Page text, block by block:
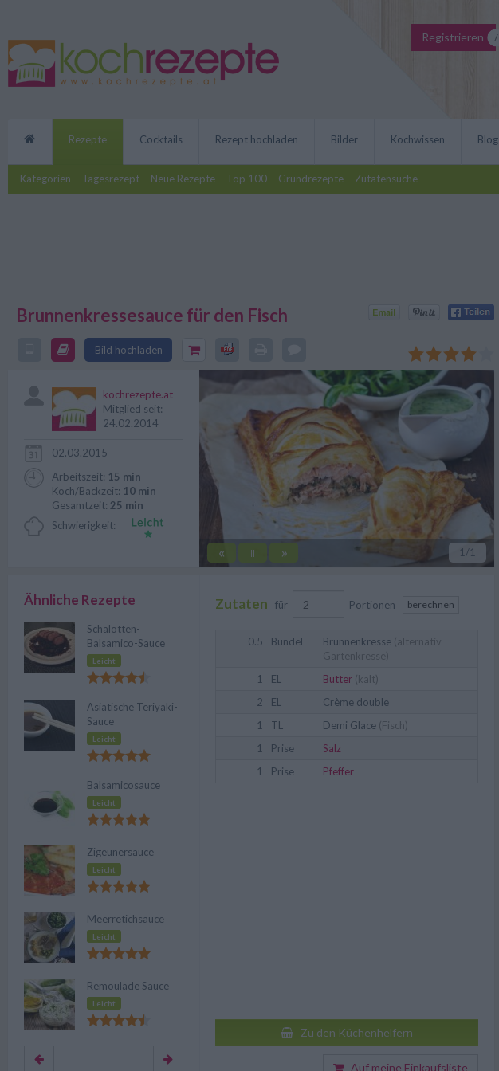
Registrieren
Rezepte
Kategorien Tagesrezept Neue Rezepte Top 100 Grundrezepte Zutatensuche
Cocktails Rezept hochladen Bilder Kochwissen Blog
Brunnenkressesauce für den Fisch
Bild hochladen
Rezept gelingt eine wunderbare Brunnenkressesauce für den
Fisch.
« || » 1 /1
kochrezepte.at
Mitglied seit:
24.02.2014
02.03.2015
Arbeitszeit: 15 min
Koch/Backzeit: 10 min
Gesamtzeit: 25 min
Schwierigkeit:
Zutaten für Portionen berechnen
0.5 Bündel Brunnenkresse (alternativ
Gartenkresse)
1
EL Butter (kalt)
2
EL
Crème double
1
TL Demi Glace (Fisch)
1
Prise
Salz
1
Prise Pfeffer
Zu den Küchenhelfern
Auf meine Einkaufsliste
Ähnliche Rezepte
Schalotten-
Balsamico-Sauce
Leicht
Asiatische Teriyaki-
Sauce
Leicht
Balsamicosauce
Leicht
Zigeunersauce
Leicht
Meerretichsauce
Leicht
Remoulade Sauce
Leicht